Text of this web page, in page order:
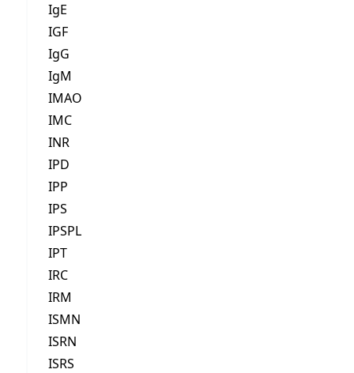
IgE
IGF
IgG
IgM
IMAO
IMC
INR
IPD
IPP
IPS
IPSPL
IPT
IRC
IRM
ISMN
ISRN
ISRS